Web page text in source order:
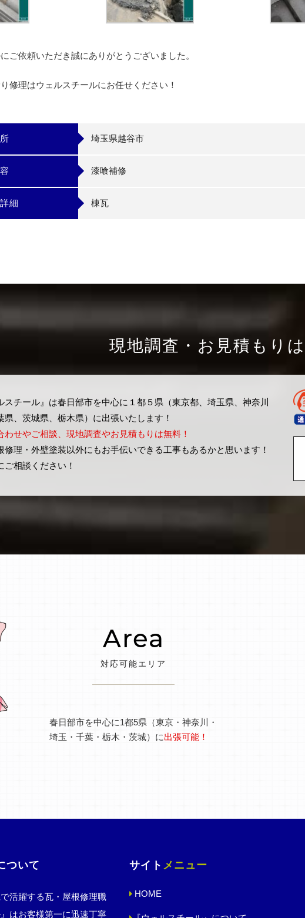
ご依頼いただき誠にありがとうございました。
修理はウェルスチールにお任せください！
埼玉県越谷市
漆喰補修
細 棟瓦
現地調査・お見積もりは
スチール』は春日部市を中心に１都５県（東京都、埼玉県、神奈川
県、茨城県、栃木県）に出張いたします！
わせやご相談、現地調査やお見積もりは無料！
修理・外壁塗装以外にもお手伝いできる工事もあるかと思います！
ご相談ください！
Area
対応可能エリア
春日部市を中心に1都5県（東京・神奈川・
埼玉・千葉・栃木・茨城）に出張可能！
ついて
活躍する瓦・屋根修理職
はお客様第一に迅速丁寧
サイト メニュー
HOME